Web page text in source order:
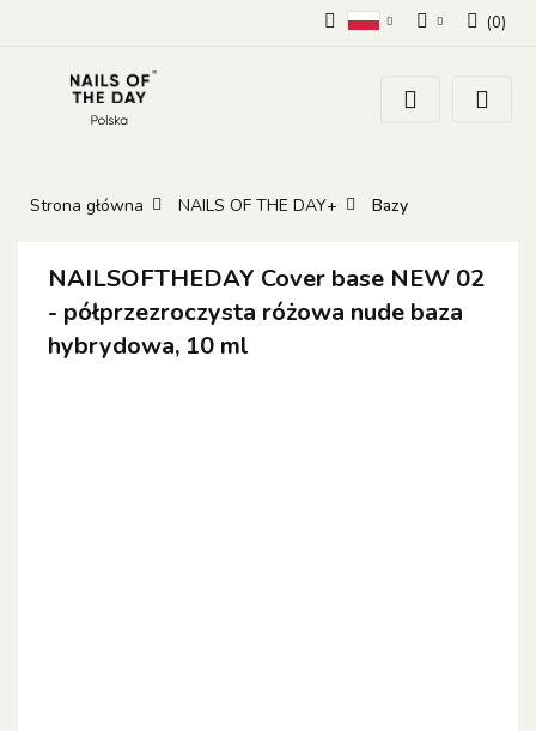
Zarejestruj się
(0)
Strona główna NAILS OF THE DAY+ Bazy
NAILSOFTHEDAY Cover base NEW 02
- półprzezroczysta różowa nude baza
hybrydowa, 10 ml